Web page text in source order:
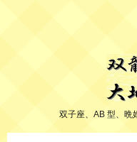
双子座、AB 型、晩